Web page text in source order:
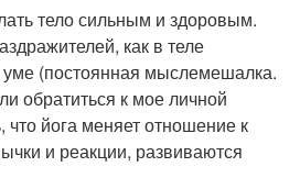
тело сильным и здоровым.
как в теле
уме (постоянная мыслемешалка.
обратиться к мое личной
что йога меняет отношение к
и реакции, развиваются